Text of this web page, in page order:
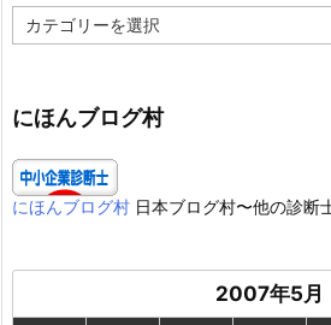
テ
ー
にほんブログ村
にほんブログ村 日本ブログ村〜他の診断
2007年5月